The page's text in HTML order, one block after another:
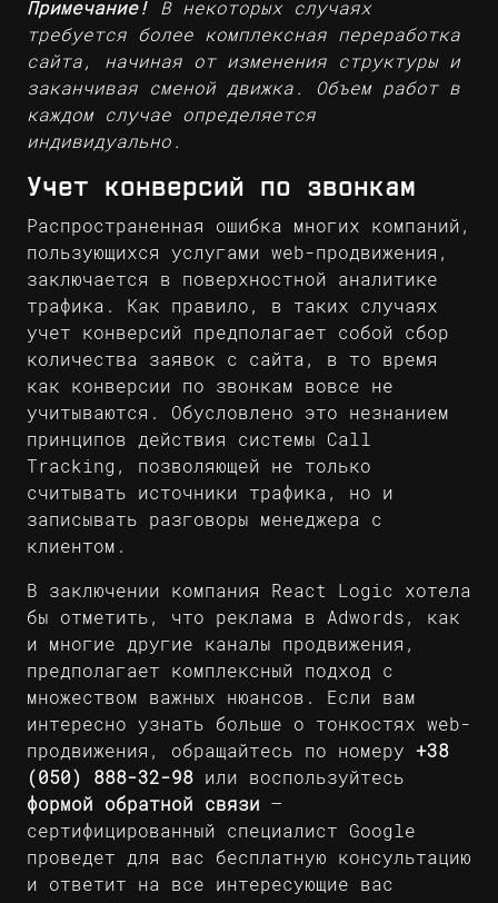
Примечание! В некоторых случаях
требуется более комплексная переработка
сайта, начиная от изменения структуры и
заканчивая сменой движка. Объем работ в
каждом случае определяется
индивидуально.
Учет конверсий по звонкам
Распространенная ошибка многих компаний,
пользующихся услугами web-продвижения,
заключается в поверхностной аналитике
трафика. Как правило, в таких случаях
учет конверсий предполагает собой сбор
количества заявок с сайта, в то время
как конверсии по звонкам вовсе не
учитываются. Обусловлено это незнанием
принципов действия системы Call
Tracking, позволяющей не только
считывать источники трафика, но и
записывать разговоры менеджера с
клиентом.
В заключении компания React Logic хотела
бы отметить, что реклама в Adwords, как
и многие другие каналы продвижения,
предполагает комплексный подход с
множеством важных нюансов. Если вам
интересно узнать больше о тонкостях web-
продвижения, обращайтесь по номеру +38
(050) 888-32-98 или воспользуйтесь
формой обратной связи –
сертифицированный специалист Google
проведет для вас бесплатную консультацию
и ответит на все интересующие вас